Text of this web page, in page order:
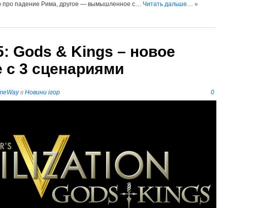
про падение Рима, другое — вымышленное с… Читать дальше… »
Gods & Kings – новое
с 3 сценариями
в Новини ігор 0